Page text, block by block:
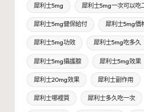
犀利士5mg 犀利士5mg一次可以吃
犀利士5mg健保給付 犀利士5mg價
犀利士5mg功效 犀利士5mg吃多久
犀利士5mg攝護腺 犀利士5mg效果
犀利士20mg效果 犀利士副作用
犀利士哪裡買 犀利士多久吃一次